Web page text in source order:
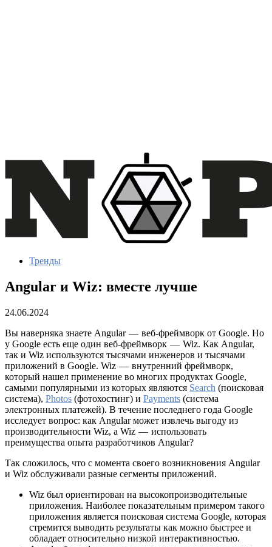
Тренды
Angular и Wiz: вместе лучше
24.06.2024
Вы наверняка знаете Angular — веб-фреймворк от Google. Но
у Google есть еще один веб-фреймворк — Wiz. Как Angular,
так и Wiz используются тысячами инженеров и тысячами
приложений в Google. Wiz — внутренний фреймворк,
который нашел применение во многих продуктах Google,
самыми популярными из которых являются Search (поисковая
система), Photos (фотохостинг) и Payments (система
электронных платежей). В течение последнего года Google
исследует вопрос: как Angular может извлечь выгоду из
производительности Wiz, а Wiz — использовать
преимущества опыта разработчиков Angular?
Так сложилось, что с момента своего возникновения Angular
и Wiz обслуживали разные сегменты приложений.
Wiz был ориентирован на высокопроизводительные
приложения. Наиболее показательным примером такого
приложения является поисковая система Google, которая
стремится выводить результаты как можно быстрее и
обладает относительно низкой интерактивностью.